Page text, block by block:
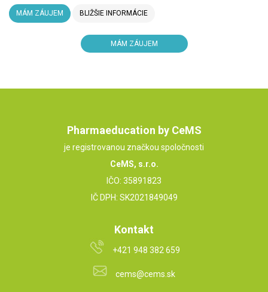
MÁM ZÁUJEM BLIŽŠIE INFORMÁCIE
MÁM ZÁUJEM
Pharmaeducation by CeMS
je registrovanou značkou spoločnosti
CeMS, s.r.o.
IČO: 35891823
IČ DPH: SK2021849049
Kontakt
+421 948 382 659
cems@cems.sk